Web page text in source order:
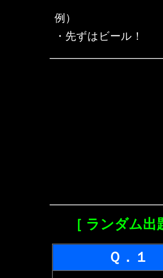
例）
・先ずはビール！
［ ランダム出
Ｑ．１